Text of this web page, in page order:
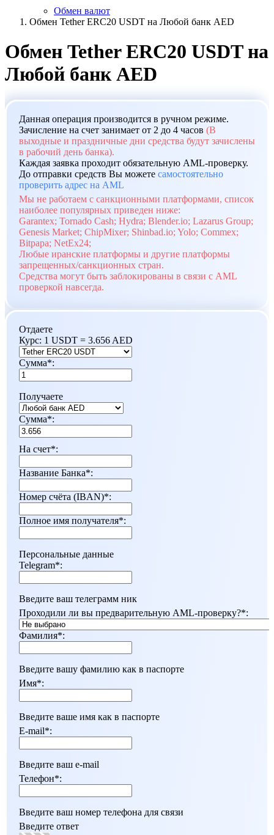
Обмен валют
Обмен Tether ERC20 USDT на Любой банк AED
Обмен Tether ERC20 USDT на
Любой банк AED
Данная операция производится в ручном режиме.
Зачисление на счет занимает от 2 до 4 часов (В
выходные и праздничные дни средства будут зачислены
в рабочий день банка).
Каждая заявка проходит обязательную AML-проверку.
До отправки средств Вы можете самостоятельно
проверить адрес на AML
Мы не работаем с санкционными платформами, список
наиболее популярных приведен ниже:
Garantex; Tornado Cash; Hydra; Blender.io; Lazarus Group;
Genesis Market; ChipMixer; Shinbad.io; Yolo; Commex;
Bitpapa; NetEx24;
Любые иранские платформы и другие платформы
запрещенных/санкционных стран.
Средства могут быть заблокированы в связи с AML
проверкой навсегда.
Отдаете
Курс: 1 USDT = 3.656 AED
Сумма*:
Получаете
Сумма*:
На счет*:
Название Банка*:
Номер счёта (IBAN)*:
Полное имя получателя*:
Персональные данные
Telegram*:
Введите ваш телеграмм ник
Проходили ли вы предварительную AML-проверку?*:
Фамилия*:
Введите вашу фамилию как в паспорте
Имя*:
Введите ваше имя как в паспорте
E-mail*:
Введите ваш e-mail
Телефон*:
Введите ваш номер телефона для связи
Введите ответ